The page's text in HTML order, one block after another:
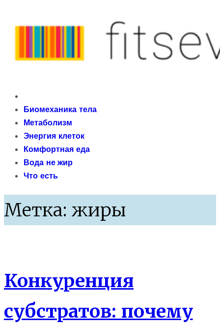
сайт о метаболизме и энергетической адаптации
организма после 40 лет
Primary
MenuБиомеханика тела
Метаболизм
Энергия клеток
Комфортная еда
Вода не жир
Что есть
Метка: жиры
Конкуренция
субстратов: почему